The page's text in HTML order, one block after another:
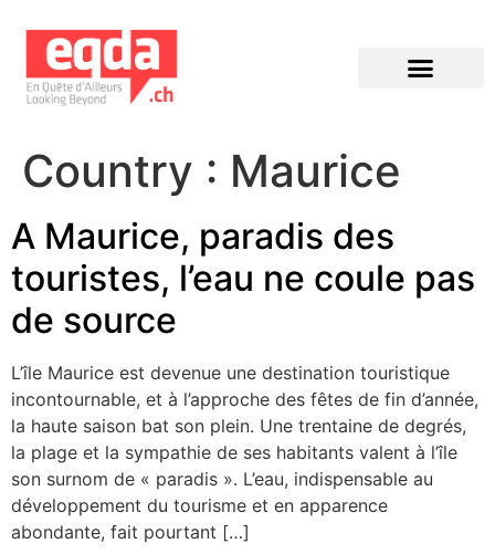
Country : Maurice
A Maurice, paradis des
touristes, l’eau ne coule pas
de source
L’île Maurice est devenue une destination touristique
incontournable, et à l’approche des fêtes de fin d’année,
la haute saison bat son plein. Une trentaine de degrés,
la plage et la sympathie de ses habitants valent à l’île
son surnom de « paradis ». L’eau, indispensable au
développement du tourisme et en apparence
abondante, fait pourtant […]